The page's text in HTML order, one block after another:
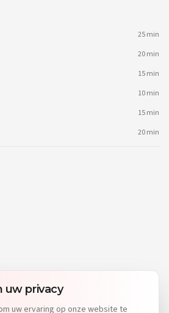
uw privacy
uw ervaring op onze website te
25 min
20 min
15 min
10 min
15 min
20 min